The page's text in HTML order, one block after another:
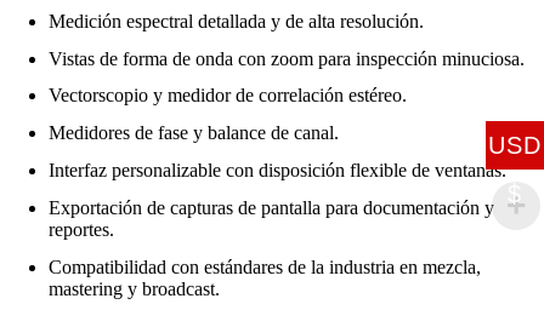
Medición espectral detallada y de alta resolución.
Vistas de forma de onda con zoom para inspección minuciosa.
Vectorscopio y medidor de correlación estéreo.
Medidores de fase y balance de canal.
Interfaz personalizable con disposición flexible de ventanas.
Exportación de capturas de pantalla para documentación y
reportes.
Compatibilidad con estándares de la industria en mezcla,
mastering y broadcast.
USD
$